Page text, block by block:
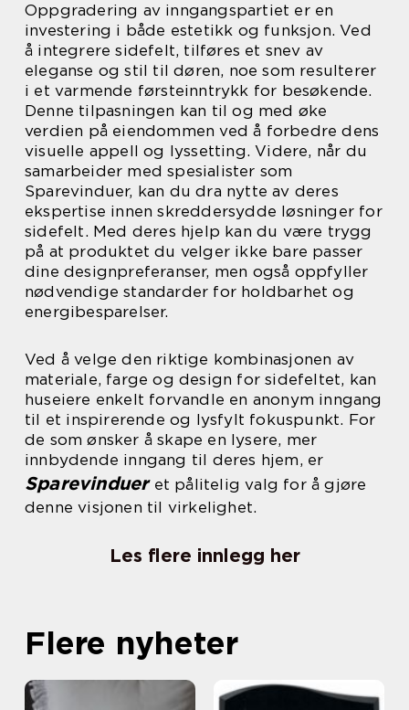
Oppgradering av inngangspartiet er en
investering i både estetikk og funksjon. Ved
å integrere sidefelt, tilføres et snev av
eleganse og stil til døren, noe som resulterer
i et varmende førsteinntrykk for besøkende.
Denne tilpasningen kan til og med øke
verdien på eiendommen ved å forbedre dens
visuelle appell og lyssetting. Videre, når du
samarbeider med spesialister som
Sparevinduer, kan du dra nytte av deres
ekspertise innen skreddersydde løsninger for
sidefelt. Med deres hjelp kan du være trygg
på at produktet du velger ikke bare passer
dine designpreferanser, men også oppfyller
nødvendige standarder for holdbarhet og
energibesparelser.
Ved å velge den riktige kombinasjonen av
materiale, farge og design for sidefeltet, kan
huseiere enkelt forvandle en anonym inngang
til et inspirerende og lysfylt fokuspunkt. For
de som ønsker å skape en lysere, mer
innbydende inngang til deres hjem, er
Sparevinduer et pålitelig valg for å gjøre
denne visjonen til virkelighet.
Les flere innlegg her
Flere nyheter